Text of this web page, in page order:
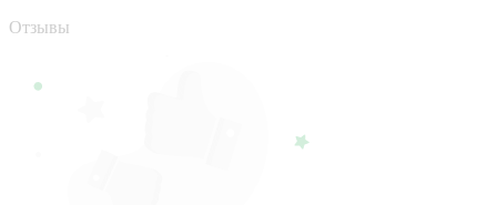
Отзывы